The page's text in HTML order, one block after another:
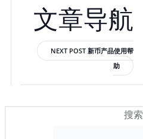
文章导航
NEXT POST 新币产品使用帮
助
搜索